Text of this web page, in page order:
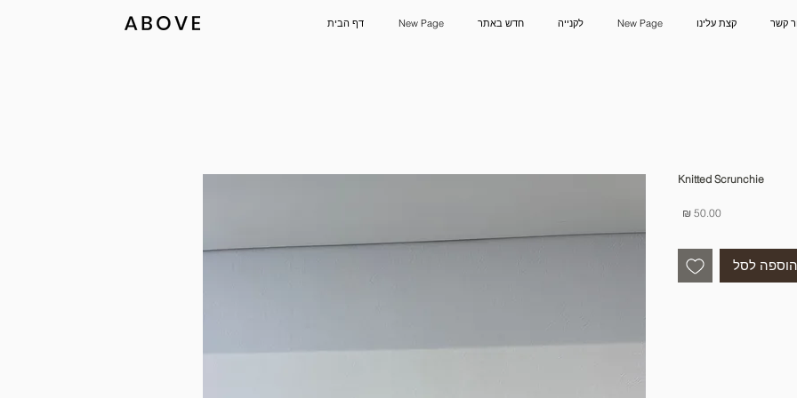
דף הבית New Page חדש באתר לקנייה New Page קצת עלינו קשר
Knitted Scrunchie
הוספה לסל